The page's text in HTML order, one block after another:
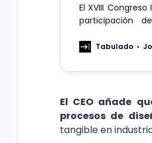
El XVIII
participación
Tabulado
El CEO añade
procesos de
tangible en